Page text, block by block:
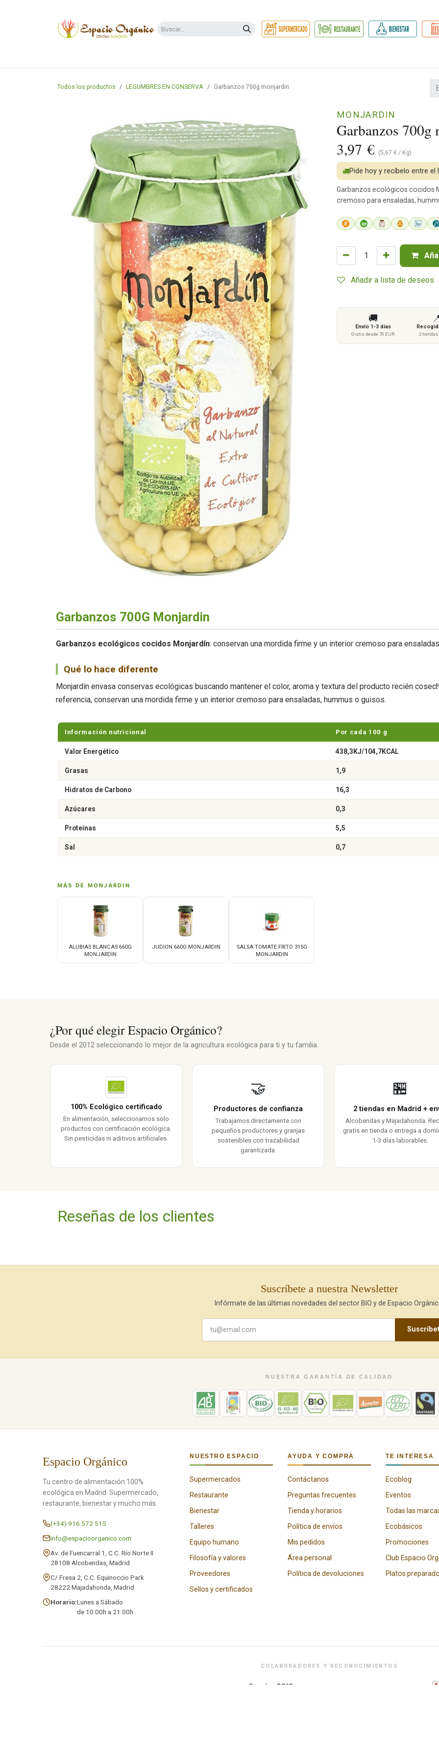
Todos los productos LEGUMBRES EN CONSERVA Garbanzos 700g monjardin
Garbanzos 700g
MONJARDIN
3,97 € (5,67 € / Kg)
Añadir a lista de deseos
Pide hoy y recíbelo entre
Garbanzos ecológicos cocidos
cremoso para ensaladas,
🚚
Envío 1-3 días
Gratis desde 70 EUR 2
Garbanzos 700G Monjardin
Garbanzos ecológicos cocidos Monjardín: conservan una mordida firme y un interior cremoso para
Qué lo hace diferente
Monjardín envasa conservas ecológicas buscando mantener el color, aroma y textura del producto recién
referencia, conservan una mordida firme y un interior cremoso para ensaladas, hummus o guisos.
Información nutricional Por cada 100 g
Valor Energético 438,3KJ/104,7KCAL
Grasas 1,9
Hidratos de Carbono 16,3
Azúcares 0,3
Proteínas 5,5
Sal 0,7
MÁS DE MONJARDIN
ALUBIAS BLANCAS 660G
MONJARDIN
JUDION 660G MONJARDIN
SALSA TOMATE FRITO 315G
MONJARDIN
¿Por qué elegir Espacio Orgánico?
Desde el 2012 seleccionando lo mejor de la agricultura ecológica para ti y tu familia.
100% Ecológico certificado
En alimentación, seleccionamos solo
productos con certificación ecológica.
Sin pesticidas ni aditivos artificiales.
🤝
Productores de confianza
Trabajamos directamente con
pequeños productores y granjas
sostenibles con trazabilidad
garantizada.
🏪
2 tiendas en Madrid +
Alcobendas y Majadahonda.
gratis en tienda o entrega a
1-3 días laborables.
Reseñas de los clientes
Suscríbete a nuestra Newsletter
Infórmate de las últimas novedades del sector BIO y de Espacio
NUESTRA GARANTÍA DE CALIDAD
Espacio Orgánico
Tu centro de alimentación 100%
ecológica en Madrid. Supermercado,
restaurante, bienestar y mucho más.
(+34) 916 572 515
info@espacioorganico.com
Av. de Fuencarral 1, C.C. Río Norte II
28108 Alcobendas, Madrid
C/ Fresa 2, C.C. Equinoccio Park
28222 Majadahonda, Madrid
Horario:Lunes a Sábado
de 10:00h a 21:00h
NUESTRO ESPACIO
Supermercados
Restaurante
Bienestar
Talleres
Equipo humano
Filosofía y valores
Proveedores
Sellos y certificados
AYUDA Y COMPRA
Contáctanos
Preguntas frecuentes
Tienda y horarios
Política de envíos
Mis pedidos
Área personal
Política de devoluciones
TE INTERESA
Ecoblog
Eventos
Todas las
Ecobásicos
Promociones
Club Espacio
Platos
COLABORADORES Y RECONOCIMIENTOS